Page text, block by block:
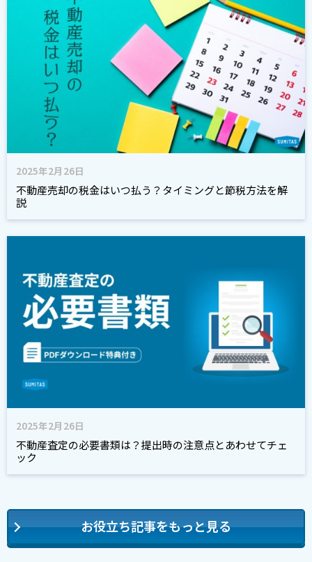
2025年2月26日
不動産売却の税金はいつ払う？タイミングと節税方法を解
説
2025年2月26日
不動産査定の必要書類は？提出時の注意点とあわせてチェ
ック
お役立ち記事をもっと見る